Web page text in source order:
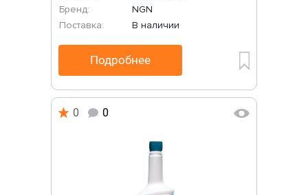
Бренд:
NGN
Поставка:
В наличии
Подробнее
0 0